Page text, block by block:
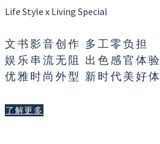
Life Style x Living Special
文书影音创作 多工零负担
娱乐串流无阻 出色感官体验
优雅时尚外型 新时代美好
了解更多